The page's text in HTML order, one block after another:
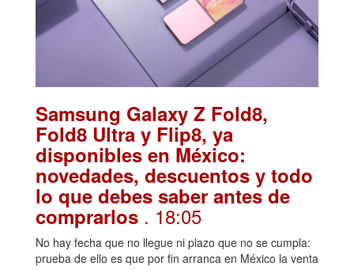
Samsung Galaxy Z Fold8,
Fold8 Ultra y Flip8, ya
disponibles en México:
novedades, descuentos y todo
lo que debes saber antes de
comprarlos . 18:05
No hay fecha que no llegue ni plazo que no se cumpla:
prueba de ello es que por fin arranca en México la venta